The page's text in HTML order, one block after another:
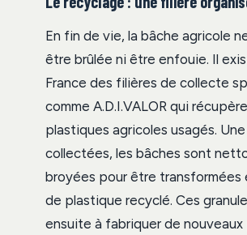
En fin de vie, la bâche agricole
être brûlée ni être enfouie. Il
France des filières de collecte
comme A.D.I.VALOR qui
plastiques agricoles usagés.
collectées, les bâches sont
broyées pour être transformées
de plastique recyclé. Ces
ensuite à fabriquer de